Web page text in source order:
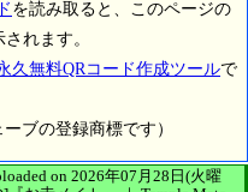
を読み取ると、このページの
れます。
久無料QRコード作成ツールで
ブの登録商標です）
on 2026年07月28日(火曜